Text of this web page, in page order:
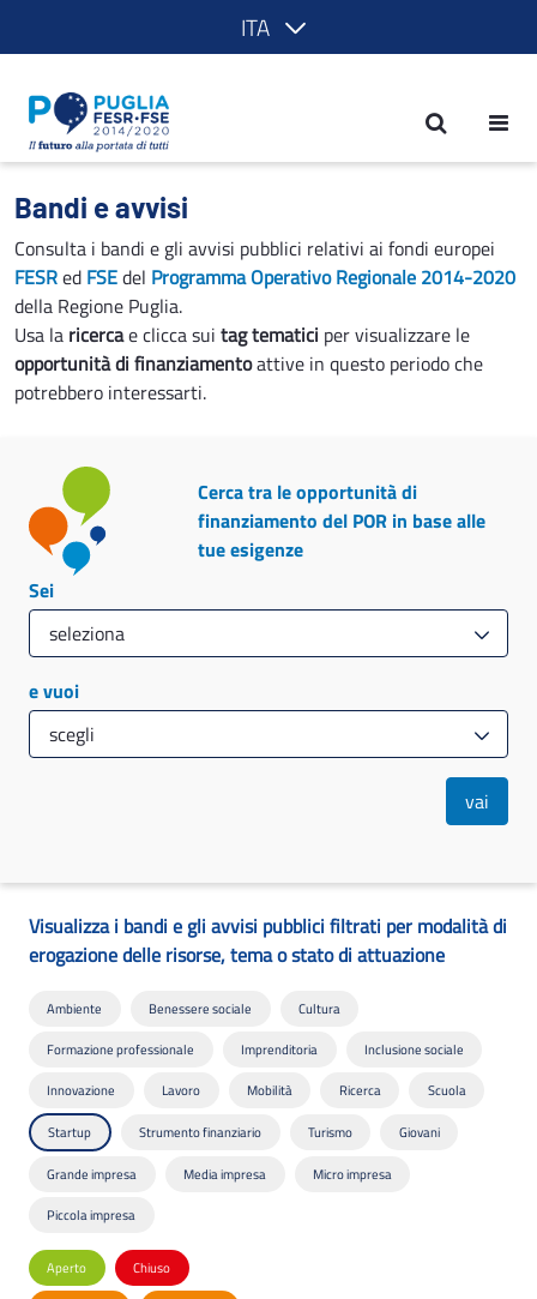
ITA
Bandi e avvisi - POR Puglia 2014-2020
Bandi e avvisi
Consulta i bandi e gli avvisi pubblici relativi ai fondi europei
FESRed FSEdel Programma Operativo Regionale 2014-2020
della Regione Puglia.
Usa la ricercae clicca sui tag tematici per visualizzare le
opportunità di finanziamentoattive in questo periodo che
potrebbero interessarti.
Cerca tra le opportunità di
finanziamento del POR in base alle
tue esigenze
Sei
e vuoi
vai
Visualizza i bandi e gli avvisi pubblici filtrati per modalità di
erogazione delle risorse, tema o stato di attuazione
Ambiente Benessere sociale Cultura
Formazione professionale Imprenditoria Inclusione sociale
Innovazione Lavoro Mobilità Ricerca Scuola
Startup Strumento finanziario Turismo Giovani
Grande impresa Media impresa Micro impresa
Piccola impresa
Aperto Chiuso